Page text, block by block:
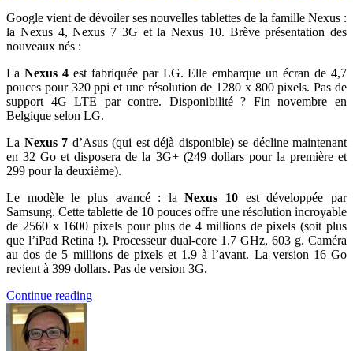
Google vient de dévoiler ses nouvelles tablettes de la famille Nexus :
la Nexus 4, Nexus 7 3G et la Nexus 10. Brève présentation des
nouveaux nés :
La Nexus 4est fabriquée par LG. Elle embarque un écran de 4,7
pouces pour 320 ppi et une résolution de 1280 x 800 pixels. Pas de
support 4G LTE par contre. Disponibilité ? Fin novembre en
Belgique selon LG.
La Nexus 7 d’Asus (qui est déjà disponible) se décline maintenant
en 32 Go et disposera de la 3G+ (249 dollars pour la première et
299 pour la deuxième).
Le modèle le plus avancé : la Nexus 10 est développée par
Samsung. Cette tablette de 10 pouces offre une résolution incroyable
de 2560 x 1600 pixels pour plus de 4 millions de pixels (soit plus
que l’iPad Retina !). Processeur dual-core 1.7 GHz, 603 g. Caméra
au dos de 5 millions de pixels et 1.9 à l’avant. La version 16 Go
revient à 399 dollars. Pas de version 3G.
Continue reading